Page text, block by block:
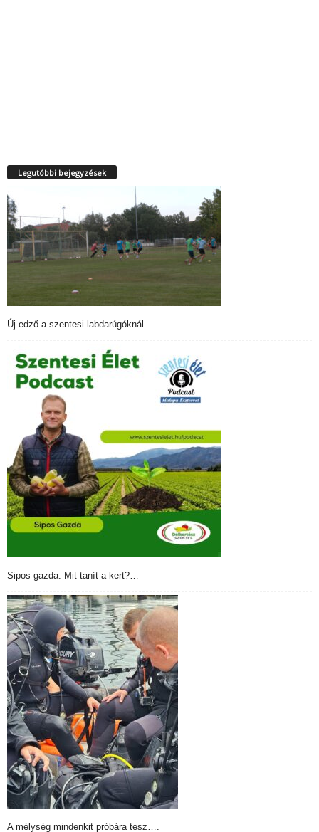
Legutóbbi bejegyzések
Új edző a szentesi labdarúgóknál…
Sipos gazda: Mit tanít a kert?…
A mélység mindenkit próbára tesz….